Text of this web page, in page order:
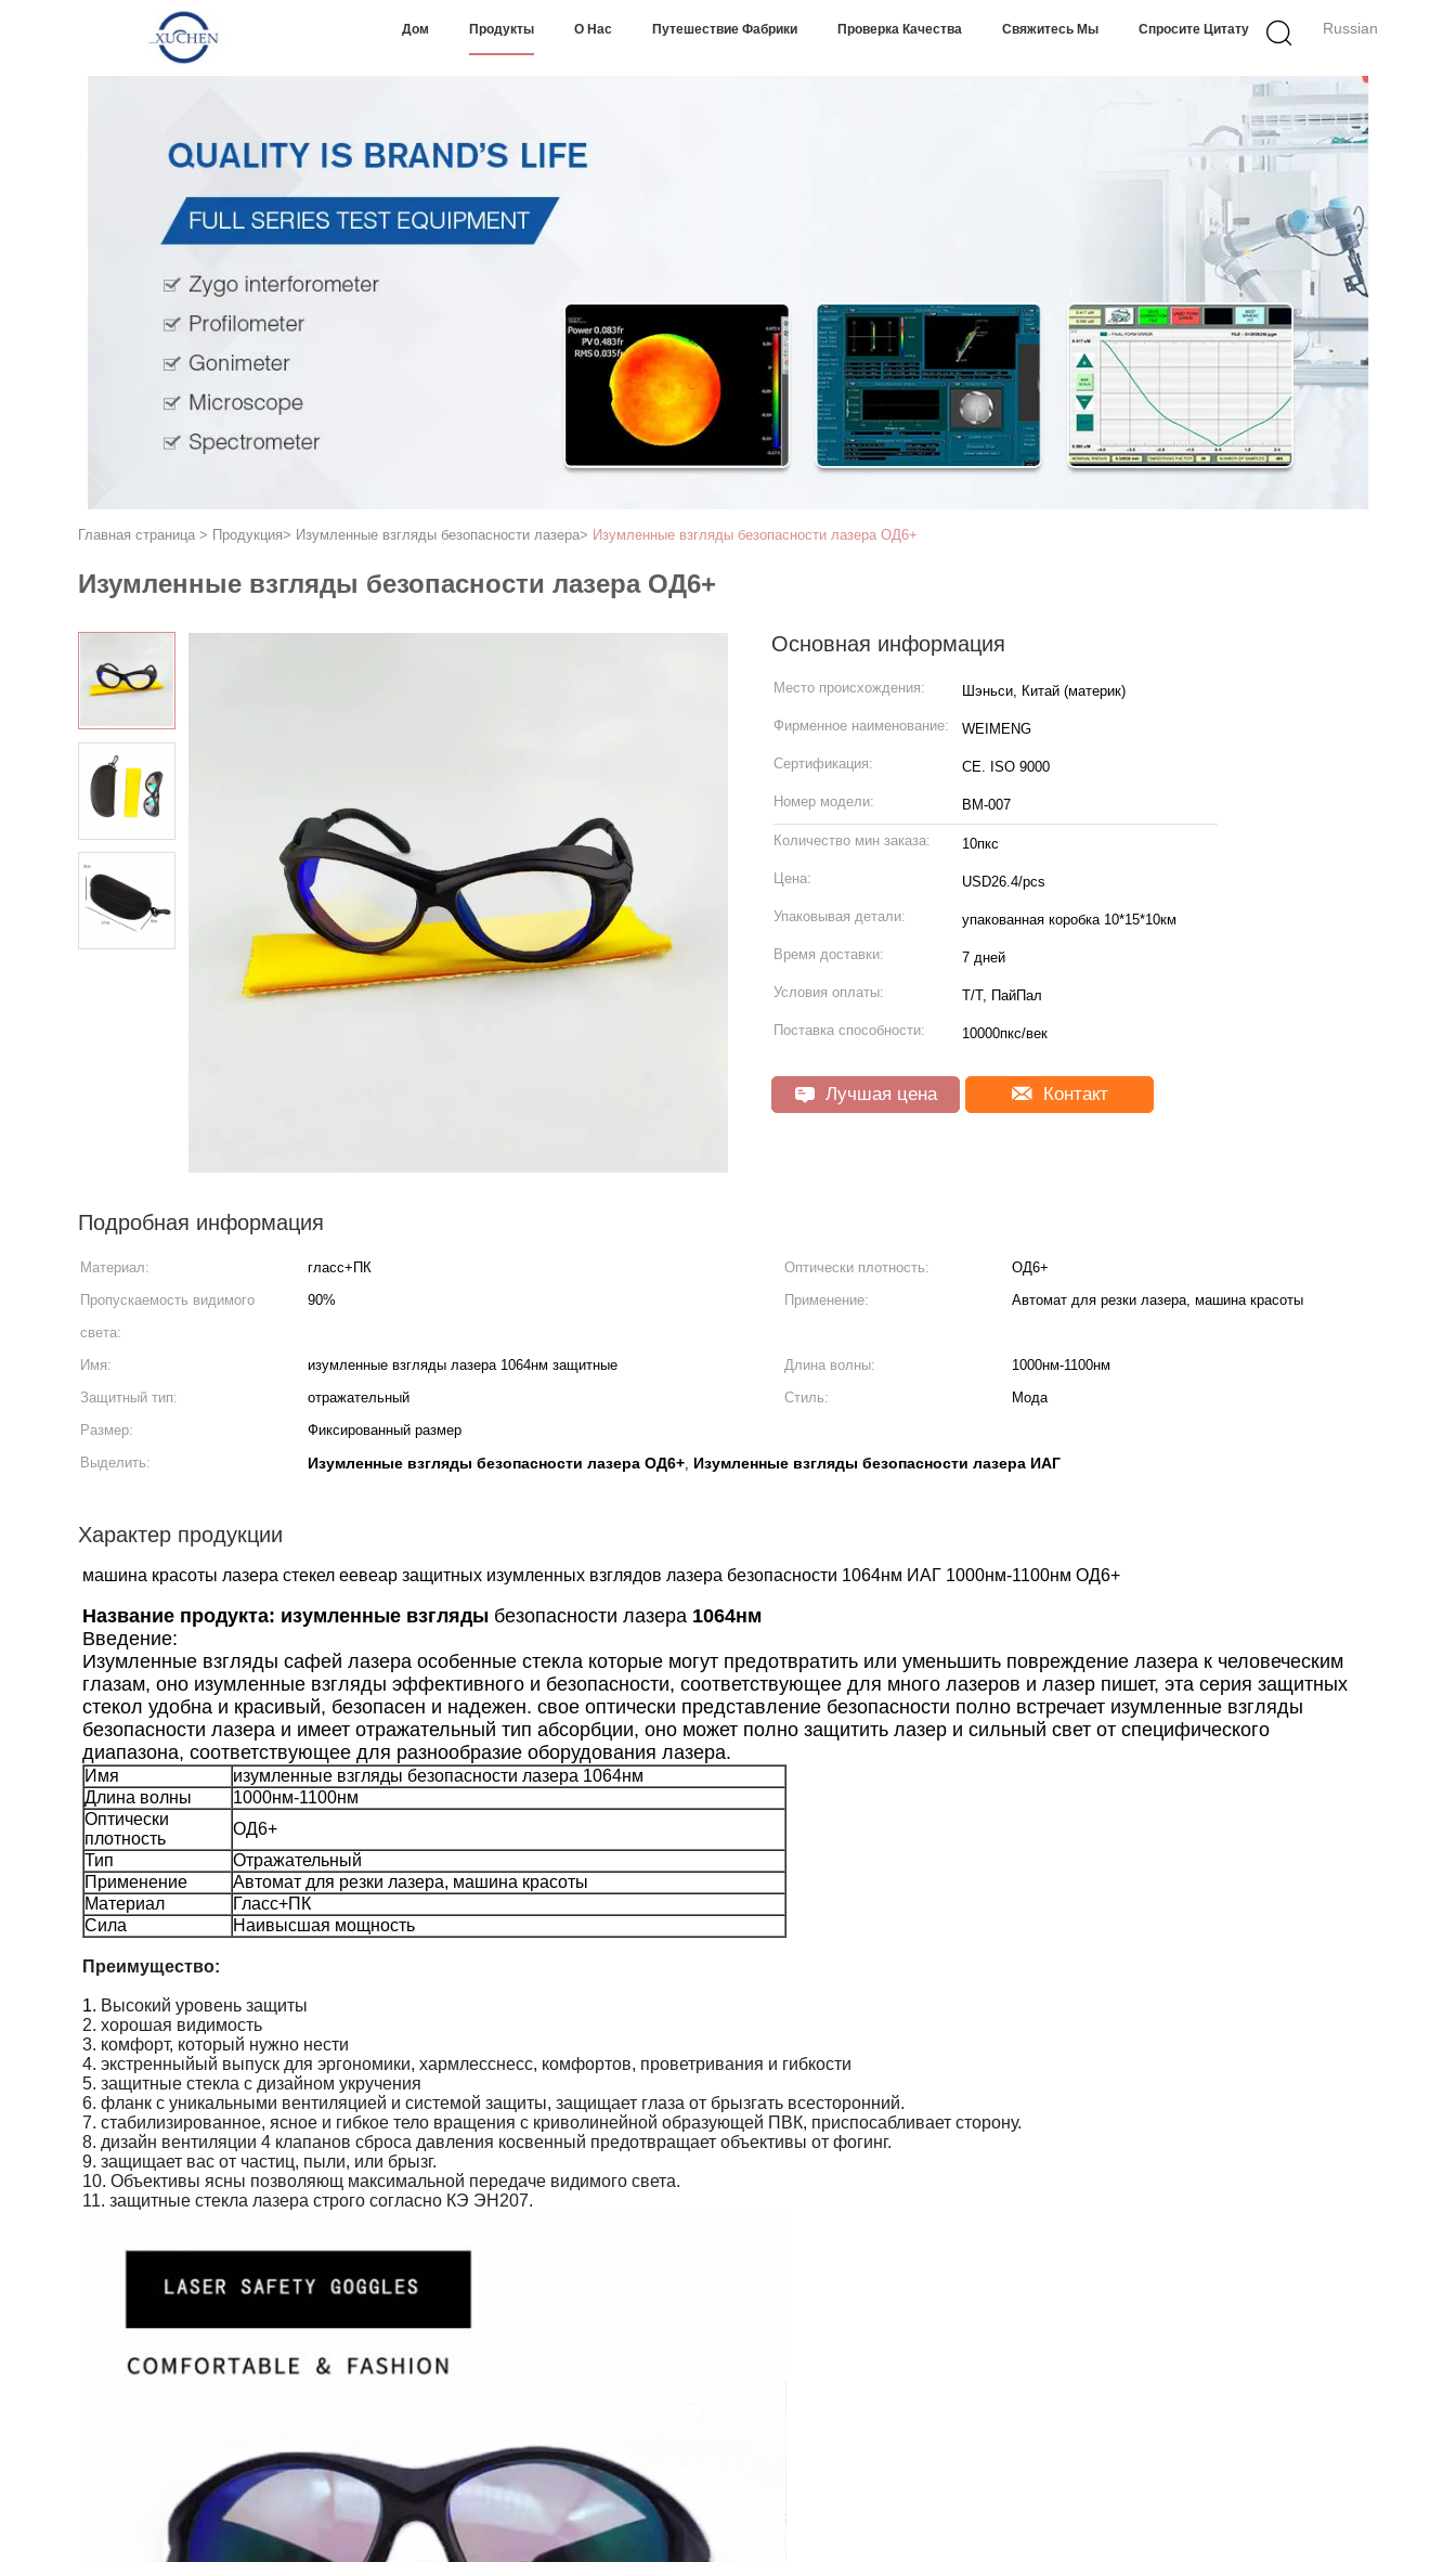
Russian
Дом Продукты О Нас Путешествие Фабрики Проверка Качества Свяжитесь Мы Спросите Цитату
Главная страница > Продукция> Изумленные взгляды безопасности лазера> Изумленные взгляды безопасности лазера ОД6+
Изумленные взгляды безопасности лазера ОД6+
Основная информация
Место происхождения: Шэньси, Китай (материк)
Фирменное наименование: WEIMENG
Сертификация: CE. ISO 9000
Номер модели: ВМ-007
Количество мин заказа: 10пкс
Цена: USD26.4/pcs
Упаковывая детали: упакованная коробка 10*15*10км
Время доставки: 7 дней
Условия оплаты: Т/Т, ПайПал
Поставка способности: 10000пкс/век
Лучшая цена Контакт
Подробная информация
Материал: гласс+ПК Оптически плотность:
ОД6+
Пропускаемость видимого
света:
90% Применение: Автомат для резки лазера, машина красоты
Имя: изумленные взгляды лазера 1064нм защитные Длина волны:
1000нм-1100нм
Защитный тип:
отражательный Стиль:
Мода
Размер:
Фиксированный размер
Выделить:
Изумленные взгляды безопасности лазера ОД6+, Изумленные взгляды безопасности лазера ИАГ
Характер продукции
машина красоты лазера стекел еевеар защитных изумленных взглядов лазера безопасности 1064нм ИАГ 1000нм-1100нм ОД6+
Название продукта: изумленные взгляды безопасности лазера 1064нм
Введение:
Изумленные взгляды сафей лазера особенные стекла которые могут предотвратить или уменьшить повреждение лазера к человеческим
глазам, оно изумленные взгляды эффективного и безопасности, соответствующее для много лазеров и лазер пишет, эта серия защитных
стекол удобна и красивый, безопасен и надежен. свое оптически представление безопасности полно встречает изумленные взгляды
безопасности лазера и имеет отражательный тип абсорбции, оно может полно защитить лазер и сильный свет от специфического
диапазона, соответствующее для разнообразие оборудования лазера.
Имя
изумленные взгляды безопасности лазера 1064нм
Длина волны
1000нм-1100нм
Оптически
плотность
ОД6+
Тип
Отражательный
Применение
Автомат для резки лазера, машина красоты
Материал
Гласс+ПК
Сила
Наивысшая мощность
Преимущество:
1. Высокий уровень защиты
2. хорошая видимость
3. комфорт, который нужно нести
4. экстренныйый выпуск для эргономики, хармлесснесс, комфортов, проветривания и гибкости
5. защитные стекла с дизайном укручения
6. фланк с уникальными вентиляцией и системой защиты, защищает глаза от брызгать всесторонний.
7. стабилизированное, ясное и гибкое тело вращения с криволинейной образующей ПВК, приспосабливает сторону.
8. дизайн вентиляции 4 клапанов сброса давления косвенный предотвращает объективы от фогинг.
9. защищает вас от частиц, пыли, или брызг.
10. Объективы ясны позволяющ максимальной передаче видимого света.
11. защитные стекла лазера строго согласно КЭ ЭН207.